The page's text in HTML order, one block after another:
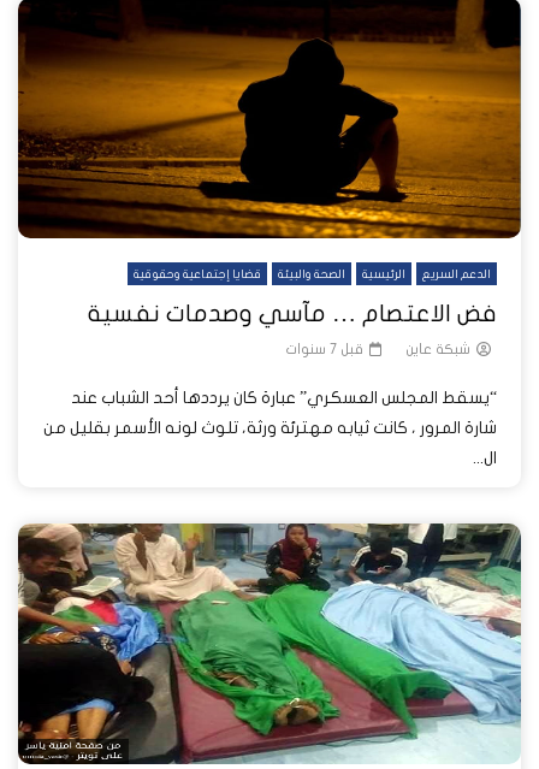
الدعم السريع الرئيسية الصحة والبيئة قضايا إجتماعية وحقوقية
فض الاعتصام … مآسي وصدمات نفسية
شبكة عاين قبل 7 سنوات
“يسقط المجلس العسكري” عبارة كان يرددها أحد الشباب عند
شارة المرور ، كانت ثيابه مهترئة ورثة، تلوث لونه الأسمر بقليل من
ال...